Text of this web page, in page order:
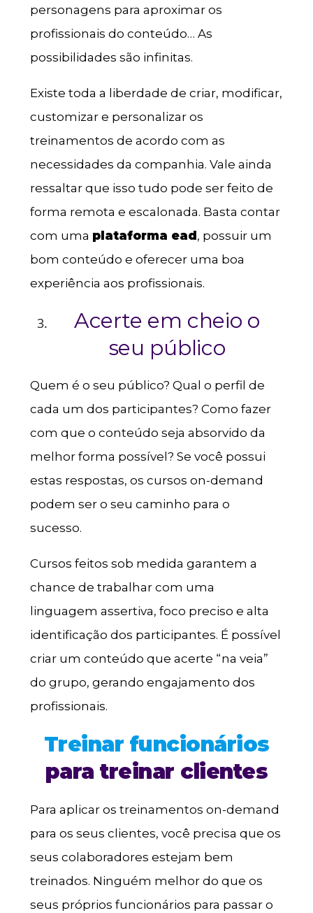
personagens para aproximar os
profissionais do conteúdo… As
possibilidades são infinitas.
Existe toda a liberdade de criar, modificar,
customizar e personalizar os
treinamentos de acordo com as
necessidades da companhia. Vale ainda
ressaltar que isso tudo pode ser feito de
forma remota e escalonada. Basta contar
com uma plataforma ead , possuir um
bom conteúdo e oferecer uma boa
experiência aos profissionais.
Acerte em cheio o
seu público
Quem é o seu público? Qual o perfil de
cada um dos participantes? Como fazer
com que o conteúdo seja absorvido da
melhor forma possível? Se você possui
estas respostas, os cursos on-demand
podem ser o seu caminho para o
sucesso.
Cursos feitos sob medida garantem a
chance de trabalhar com uma
linguagem assertiva, foco preciso e alta
identificação dos participantes. É possível
criar um conteúdo que acerte “na veia”
do grupo, gerando engajamento dos
profissionais.
Treinar funcionários
para treinar clientes
Para aplicar os treinamentos on-demand
para os seus clientes, você precisa que os
seus colaboradores estejam bem
treinados. Ninguém melhor do que os
seus próprios funcionários para passar o